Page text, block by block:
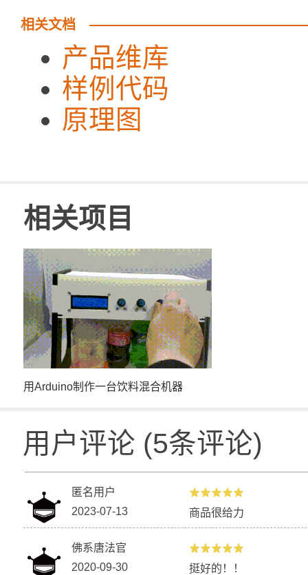
相关文档
产品维库
样例代码
原理图
相关项目
用Arduino制作一台饮料混合机器
用户评论 (5条评论)
匿名用户
2023-07-13
商品很给力
佛系唐法官
2020-09-30
挺好的！！